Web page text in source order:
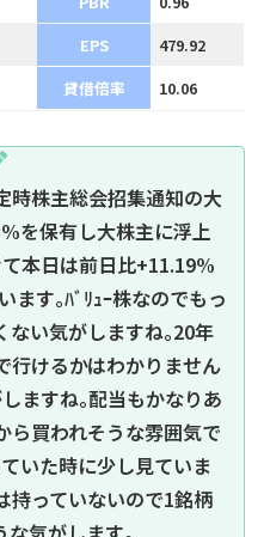
EPS
479.92
貸借倍率 10.06
時株主総会招集通知の大
を保有し大株主に浮上
本日は前日比+11.19%
ます｡ﾊﾞﾘｭｰ株なのでもっ
ない気がしますね｡20年
行けるかはわかりません
ますね｡配当もかなりあ
ら買われそうな雰囲気で
いた時に少し見ていま
持っていないので1銘柄